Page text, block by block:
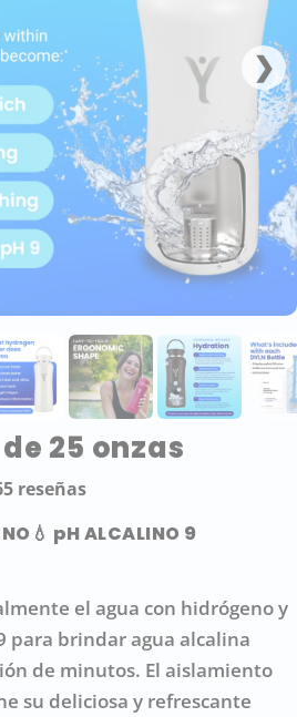
❯
25 onzas
reseñas
💧 pH ALCALINO 9
el agua con hidrógeno y
para brindar agua alcalina
de minutos. El aislamiento
su deliciosa y refrescante